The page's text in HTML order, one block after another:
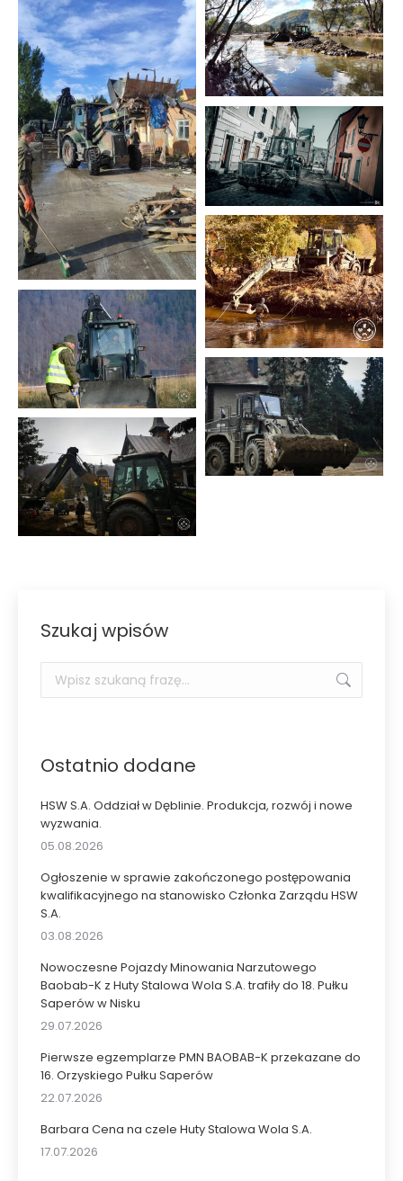
Szukaj wpisów
Szukaj:
Ostatnio dodane
HSW S.A. Oddział w Dęblinie. Produkcja, rozwój i nowe
wyzwania.
05.08.2026
Ogłoszenie w sprawie zakończonego postępowania
kwalifikacyjnego na stanowisko Członka Zarządu HSW
S.A.
03.08.2026
Nowoczesne Pojazdy Minowania Narzutowego
Baobab-K z Huty Stalowa Wola S.A. trafiły do 18. Pułku
Saperów w Nisku
29.07.2026
Pierwsze egzemplarze PMN BAOBAB-K przekazane do
16. Orzyskiego Pułku Saperów
22.07.2026
Barbara Cena na czele Huty Stalowa Wola S.A.
17.07.2026